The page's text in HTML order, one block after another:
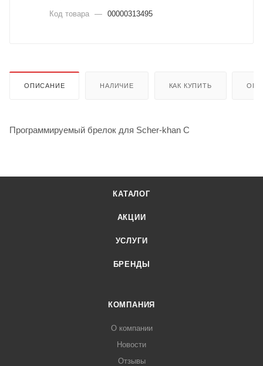
Код товара — 00000313495
ОПИСАНИЕ НАЛИЧИЕ КАК КУПИТЬ
Программируемый брелок для Scher-khan С
КАТАЛОГ
АКЦИИ
УСЛУГИ
БРЕНДЫ
КОМПАНИЯ
О компании
Новости
Отзывы